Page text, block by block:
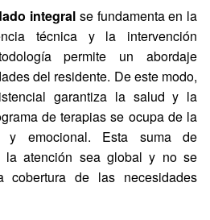
integral se fundamenta en la
técnica y la intervención
permite un abordaje
del residente. De este modo,
garantiza la salud y la
de terapias se ocupa de la
y emocional. Esta suma de
la atención sea global y no se
cobertura de las necesidades